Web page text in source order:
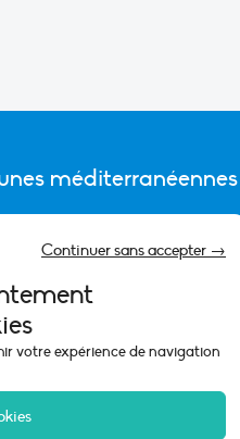
votre expérience de navigation
Continuer sans accepter →
méditerranéennes
DU PÔLE